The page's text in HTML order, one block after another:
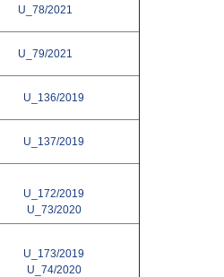
U_78/2021
U_79/2021
U_136/2019
U_137/2019
U_172/2019
U_73/2020
U_173/2019
U_74/2020